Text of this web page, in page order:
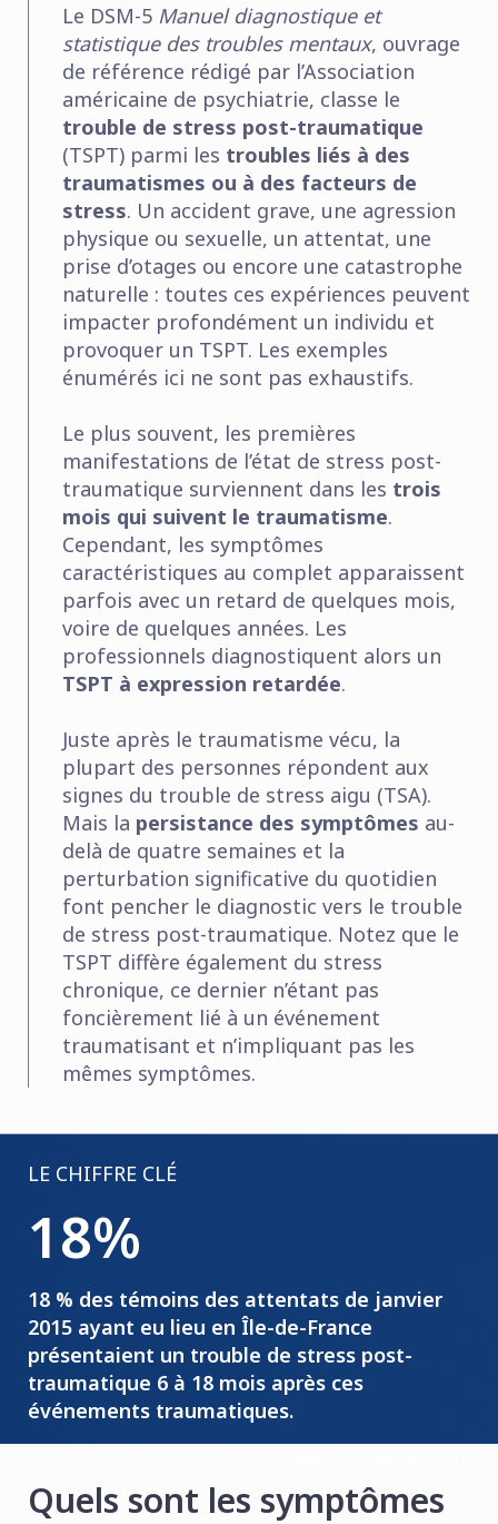
Le DSM-5 Manuel diagnostique et
statistique des troubles mentaux, ouvrage
de référence rédigé par l’Association
américaine de psychiatrie, classe le
trouble de stress post-traumatique
(TSPT) parmi les troubles liés à des
traumatismes ou à des facteurs de
stress. Un accident grave, une agression
physique ou sexuelle, un attentat, une
prise d’otages ou encore une catastrophe
naturelle : toutes ces expériences peuvent
impacter profondément un individu et
provoquer un TSPT. Les exemples
énumérés ici ne sont pas exhaustifs.
Le plus souvent, les premières
manifestations de l’état de stress post-
traumatique surviennent dans les trois
mois qui suivent le traumatisme.
Cependant, les symptômes
caractéristiques au complet apparaissent
parfois avec un retard de quelques mois,
voire de quelques années. Les
professionnels diagnostiquent alors un
TSPT à expression retardée.
Juste après le traumatisme vécu, la
plupart des personnes répondent aux
signes du trouble de stress aigu (TSA).
Mais la persistance des symptômes au-
delà de quatre semaines et la
perturbation significative du quotidien
font pencher le diagnostic vers le trouble
de stress post-traumatique. Notez que le
TSPT diffère également du stress
chronique, ce dernier n’étant pas
foncièrement lié à un événement
traumatisant et n’impliquant pas les
mêmes symptômes.
LE CHIFFRE CLÉ
18%
18 % des témoins des attentats de janvier
2015 ayant eu lieu en Île-de-France
présentaient un trouble de stress post-
traumatique 6 à 18 mois après ces
événements traumatiques.
Quels sont les symptômes